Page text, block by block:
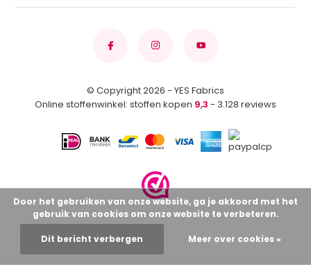
© Copyright 2026 - YES Fabrics
Online stoffenwinkel: stoffen kopen 9,3 - 3.128 reviews
Door het gebruiken van onze website, ga je akkoord met het
gebruik van cookies om onze website te verbeteren.
Dit bericht verbergen Meer over cookies »